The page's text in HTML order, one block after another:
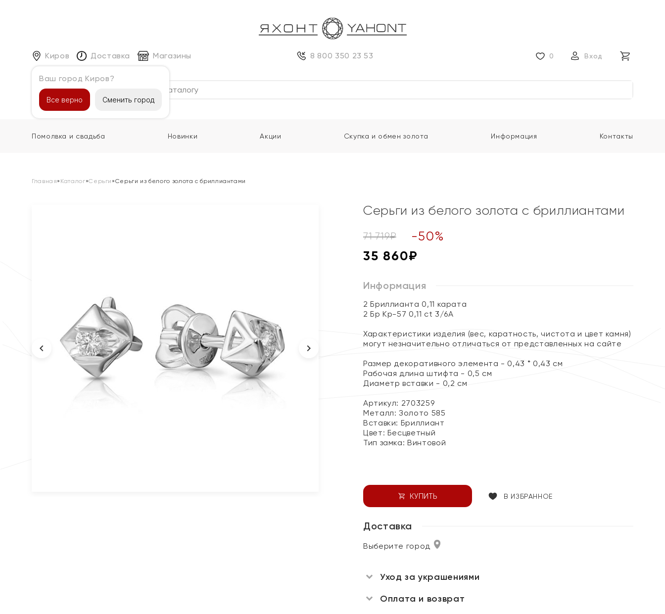
Киров
Ваш город Киров?
Все верно Сменить город
Доставка Магазины 8 800 350 23 53 0 Вход
Каталог
Помолвка и свадьба Новинки Акции Скупка и обмен золота Информация Контакты
Главная» Каталог»Серьги »Серьги из белого золота с бриллиантами
Серьги из белого золота с бриллиантами
71 719₽ -50%
35 860₽
Информация
2 Бриллианта 0,11 карата
2 Бр Кр-57 0,11 ct 3/6А
Характеристики изделия (вес, каратность, чистота и цвет камня)
могут незначительно отличаться от представленных на сайте
Размер декоративного элемента - 0,43 * 0,43 см
Рабочая длина штифта - 0,5 см
Диаметр вставки - 0,2 см
Артикул: 2703259
Металл:Золото 585
Вставки: Бриллиант
Цвет: Бесцветный
Тип замка:Винтовой
КУПИТЬ В ИЗБРАННОЕ
Доставка
Выберите город
Уход за украшениями
Оплата и возврат